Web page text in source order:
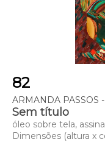
82
ARMANDA PASSOS
Sem título
óleo sobre tela,
Dimensões (altura x